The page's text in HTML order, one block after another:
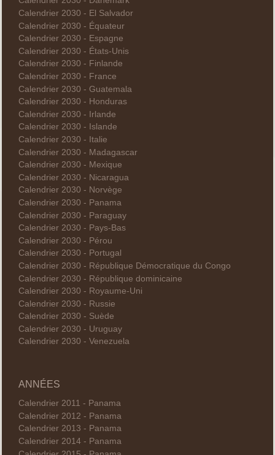
Calendrier 2030 - El Salvador
Calendrier 2030 - Équateur
Calendrier 2030 - Espagne
Calendrier 2030 - États-Unis
Calendrier 2030 - Finlande
Calendrier 2030 - France
Calendrier 2030 - Guatemala
Calendrier 2030 - Honduras
Calendrier 2030 - Irlande
Calendrier 2030 - Islande
Calendrier 2030 - Italie
Calendrier 2030 - Madagascar
Calendrier 2030 - Mexique
Calendrier 2030 - Nicaragua
Calendrier 2030 - Norvège
Calendrier 2030 - Panama
Calendrier 2030 - Paraguay
Calendrier 2030 - Pays-Bas
Calendrier 2030 - Pérou
Calendrier 2030 - Portugal
Calendrier 2030 - République Démocratique du Congo
Calendrier 2030 - République dominicaine
Calendrier 2030 - Royaume-Uni
Calendrier 2030 - Russie
Calendrier 2030 - Suède
Calendrier 2030 - Uruguay
Calendrier 2030 - Venezuela
ANNÉES
Calendrier 2011 - Panama
Calendrier 2012 - Panama
Calendrier 2013 - Panama
Calendrier 2014 - Panama